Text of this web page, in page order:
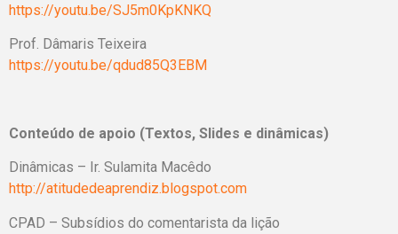
https://youtu.be/SJ5m0KpKNKQ
Prof. Dâmaris Teixeira
https://youtu.be/qdud85Q3EBM
Conteúdo de apoio (Textos, Slides e dinâmicas)
Dinâmicas – Ir. Sulamita Macêdo
http://atitudedeaprendiz.blogspot.com
CPAD – Subsídios do comentarista da lição